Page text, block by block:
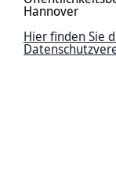
Hannover
Hier finden Sie